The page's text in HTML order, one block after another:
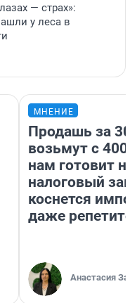
— страх»:
у леса в
МНЕНИЕ
Продашь за
возьмут с
нам готовит
налоговый
коснется
даже
Анастасия